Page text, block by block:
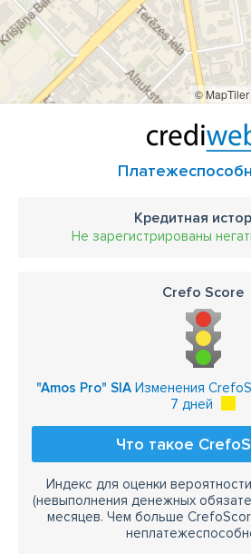
© MapTiler
Кредитная
Не зарегистрированы
Crefo Score
"Amos Pro" SIAИзменения
7 дней
Что такое
Индекс для оценки
(невыполнения денежных
месяцев. Чем больше